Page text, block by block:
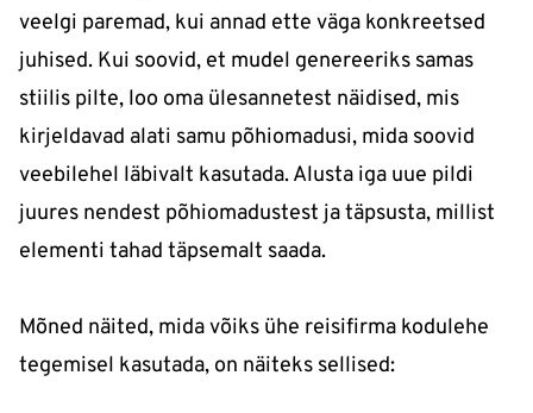
veelgi paremad, kui annad ette väga konkreetsed
juhised. Kui soovid, et mudel genereeriks samas
stiilis pilte, loo oma ülesannetest näidised, mis
kirjeldavad alati samu põhiomadusi, mida soovid
veebilehel läbivalt kasutada. Alusta iga uue pildi
juures nendest põhiomadustest ja täpsusta, millist
elementi tahad täpsemalt saada.
Mõned näited, mida võiks ühe reisifirma kodulehe
tegemisel kasutada, on näiteks sellised: